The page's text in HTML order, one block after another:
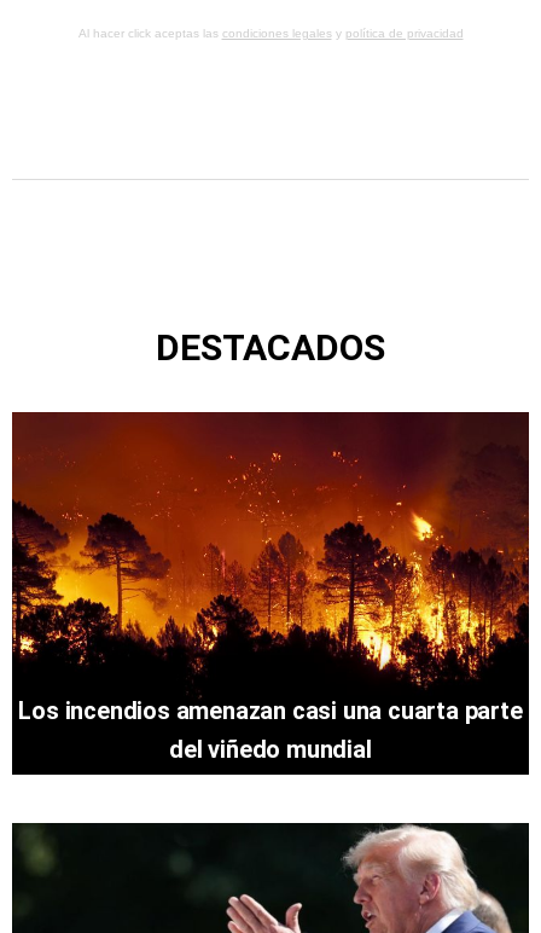
Al hacer click aceptas las condiciones legalesy política de privacidad
DESTACADOS
Los incendios amenazan casi una cuarta parte
del viñedo mundial